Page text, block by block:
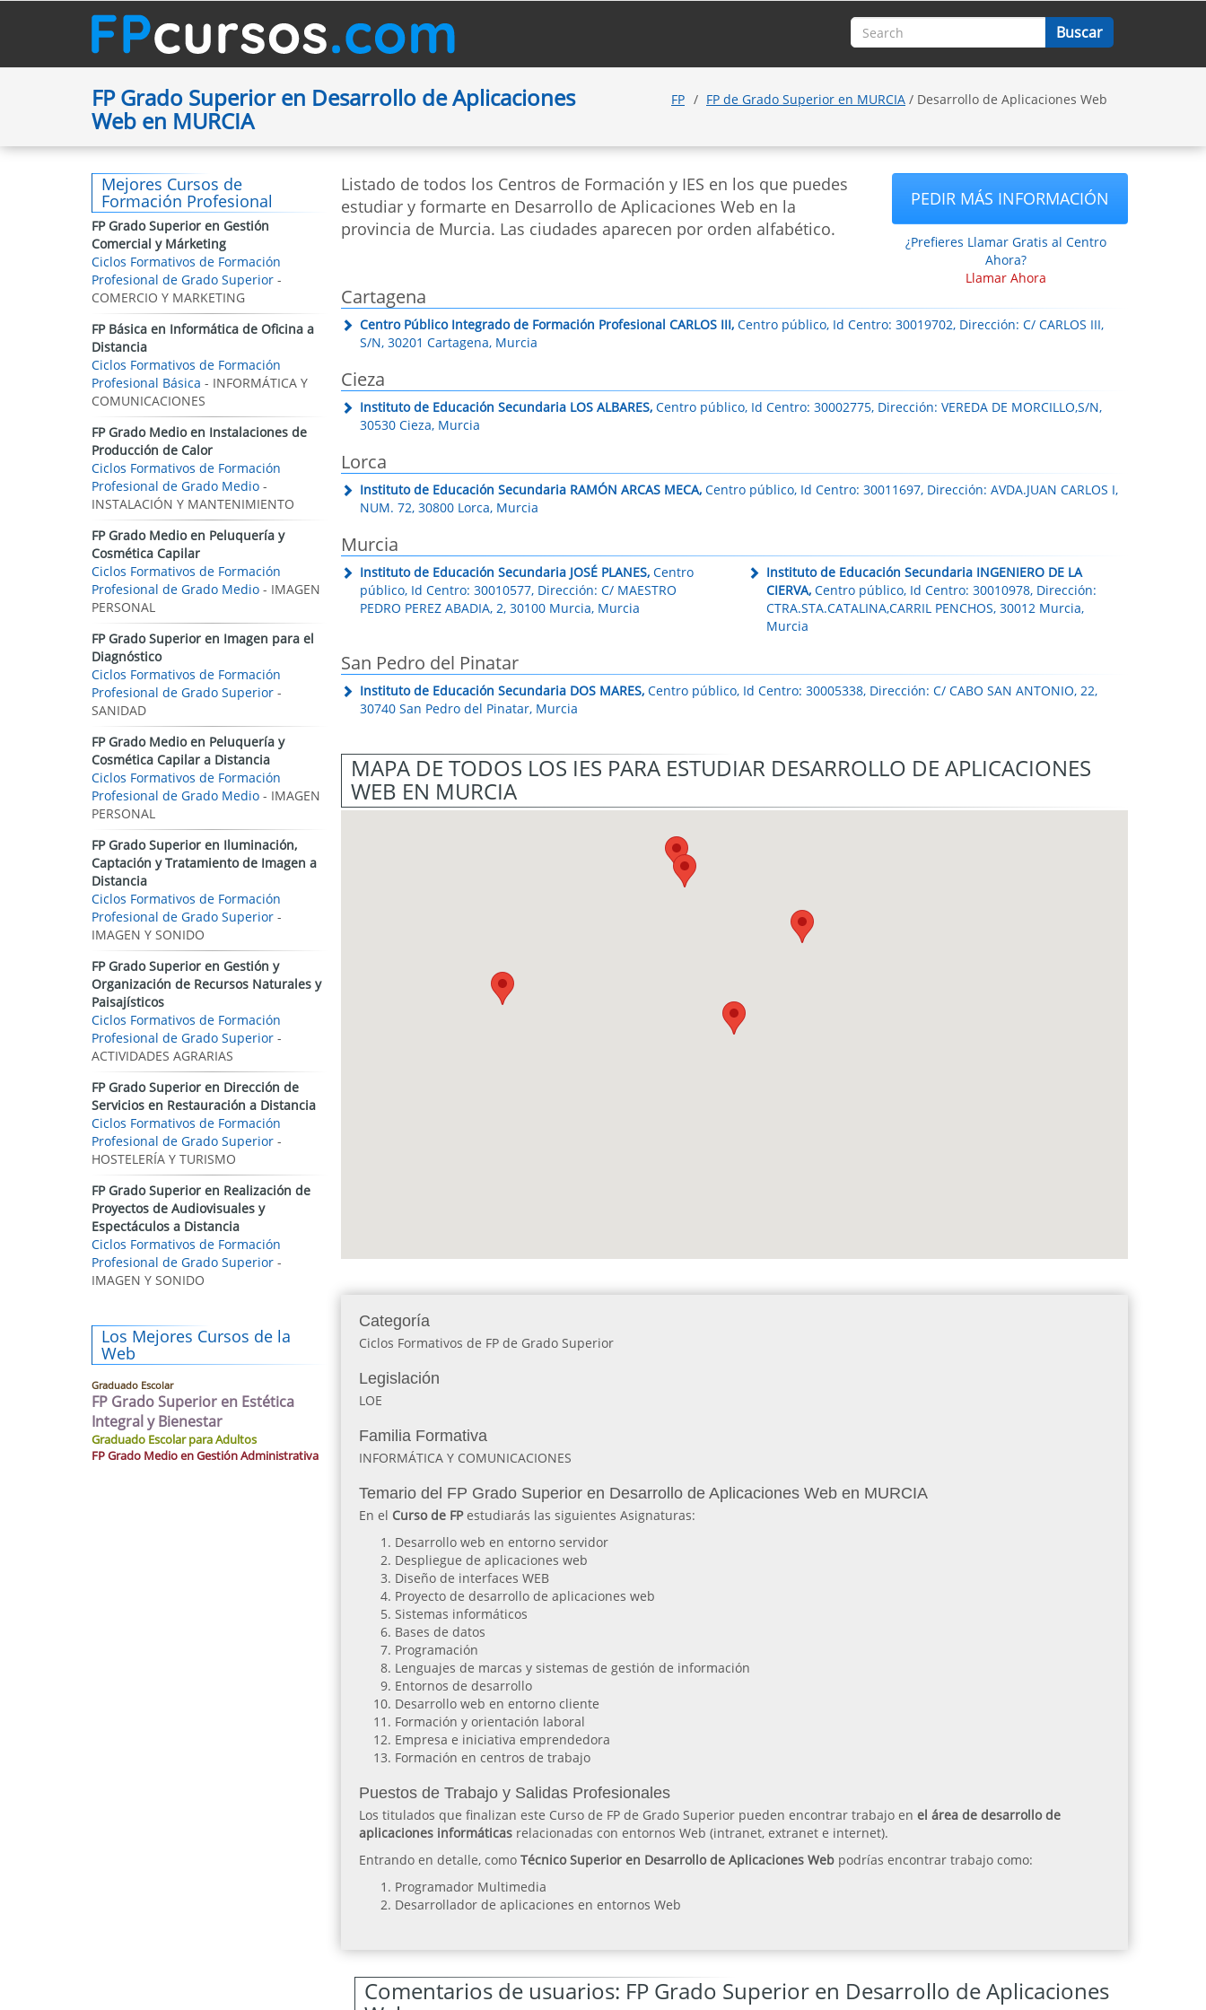
FP Grado Superior en Desarrollo de Aplicaciones
Web en MURCIA
FP FP de Grado Superior en MURCIA / Desarrollo de Aplicaciones Web
Listado de todos los Centros de Formación y IES en los que puedes
estudiar y formarte en Desarrollo de Aplicaciones Web en la
provincia de Murcia. Las ciudades aparecen por orden alfabético.
PEDIR MÁS INFORMACIÓN
¿Prefieres Llamar Gratis al Centro
Ahora?
Llamar Ahora
Cartagena
Centro Público Integrado de Formación Profesional CARLOS III, Centro público, Id Centro: 30019702, Dirección: C/ CARLOS III,
S/N, 30201 Cartagena, Murcia
Cieza
Instituto de Educación Secundaria LOS ALBARES, Centro público, Id Centro: 30002775, Dirección: VEREDA DE MORCILLO,S/N,
30530 Cieza, Murcia
Lorca
Instituto de Educación Secundaria RAMÓN ARCAS MECA, Centro público, Id Centro: 30011697, Dirección: AVDA.JUAN CARLOS I,
NUM. 72, 30800 Lorca, Murcia
Murcia
Instituto de Educación Secundaria JOSÉ PLANES,Centro
público, Id Centro: 30010577, Dirección: C/ MAESTRO
PEDRO PEREZ ABADIA, 2, 30100 Murcia, Murcia
Instituto de Educación Secundaria INGENIERO DE LA
CIERVA, Centro público, Id Centro: 30010978, Dirección:
CTRA.STA.CATALINA,CARRIL PENCHOS, 30012 Murcia,
Murcia
San Pedro del Pinatar
Instituto de Educación Secundaria DOS MARES, Centro público, Id Centro: 30005338, Dirección: C/ CABO SAN ANTONIO, 22,
30740 San Pedro del Pinatar, Murcia
MAPA DE TODOS LOS IES PARA ESTUDIAR DESARROLLO DE APLICACIONES
WEB EN MURCIA
Categoría
Ciclos Formativos de FP de Grado Superior
Legislación
LOE
Familia Formativa
INFORMÁTICA Y COMUNICACIONES
Temario del FP Grado Superior en Desarrollo de Aplicaciones Web en MURCIA
En el Curso de FPestudiarás las siguientes Asignaturas:
Desarrollo web en entorno servidor
Despliegue de aplicaciones web
Diseño de interfaces WEB
Proyecto de desarrollo de aplicaciones web
Sistemas informáticos
Bases de datos
Programación
Lenguajes de marcas y sistemas de gestión de información
Entornos de desarrollo
Desarrollo web en entorno cliente
Formación y orientación laboral
Empresa e iniciativa emprendedora
Formación en centros de trabajo
Puestos de Trabajo y Salidas Profesionales
Los titulados que finalizan este Curso de FP de Grado Superior pueden encontrar trabajo en el área de desarrollo de
aplicaciones informáticasrelacionadas con entornos Web (intranet, extranet e internet).
Entrando en detalle, como Técnico Superior en Desarrollo de Aplicaciones Webpodrías encontrar trabajo como:
Programador Multimedia
Desarrollador de aplicaciones en entornos Web
Comentarios de usuarios: FP Grado Superior en Desarrollo de Aplicaciones
Mejores Cursos de
Formación Profesional
FP Grado Superior en Gestión
Comercial y Márketing
Ciclos Formativos de Formación
Profesional de Grado Superior -
COMERCIO Y MARKETING
FP Básica en Informática de Oficina a
Distancia
Ciclos Formativos de Formación
Profesional Básica - INFORMÁTICA Y
COMUNICACIONES
FP Grado Medio en Instalaciones de
Producción de Calor
Ciclos Formativos de Formación
Profesional de Grado Medio -
INSTALACIÓN Y MANTENIMIENTO
FP Grado Medio en Peluquería y
Cosmética Capilar
Ciclos Formativos de Formación
Profesional de Grado Medio - IMAGEN
PERSONAL
FP Grado Superior en Imagen para el
Diagnóstico
Ciclos Formativos de Formación
Profesional de Grado Superior -
SANIDAD
FP Grado Medio en Peluquería y
Cosmética Capilar a Distancia
Ciclos Formativos de Formación
Profesional de Grado Medio - IMAGEN
PERSONAL
FP Grado Superior en Iluminación,
Captación y Tratamiento de Imagen a
Distancia
Ciclos Formativos de Formación
Profesional de Grado Superior -
IMAGEN Y SONIDO
FP Grado Superior en Gestión y
Organización de Recursos Naturales y
Paisajísticos
Ciclos Formativos de Formación
Profesional de Grado Superior -
ACTIVIDADES AGRARIAS
FP Grado Superior en Dirección de
Servicios en Restauración a Distancia
Ciclos Formativos de Formación
Profesional de Grado Superior -
HOSTELERÍA Y TURISMO
FP Grado Superior en Realización de
Proyectos de Audiovisuales y
Espectáculos a Distancia
Ciclos Formativos de Formación
Profesional de Grado Superior -
IMAGEN Y SONIDO
Los Mejores Cursos de la
Web
Graduado Escolar
FP Grado Superior en Estética
Integral y Bienestar
Graduado Escolar para Adultos
FP Grado Medio en Gestión Administrativa